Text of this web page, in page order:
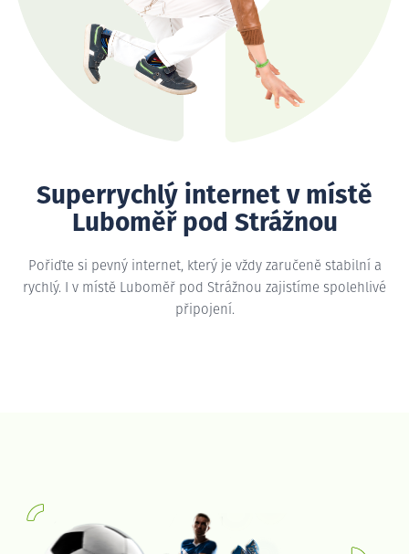
Superrychlý internet v místě
Luboměř pod Strážnou
Pořiďte si pevný internet, který je vždy zaručeně stabilní a
rychlý. I v místě Luboměř pod Strážnou zajistíme spolehlivé
připojení.